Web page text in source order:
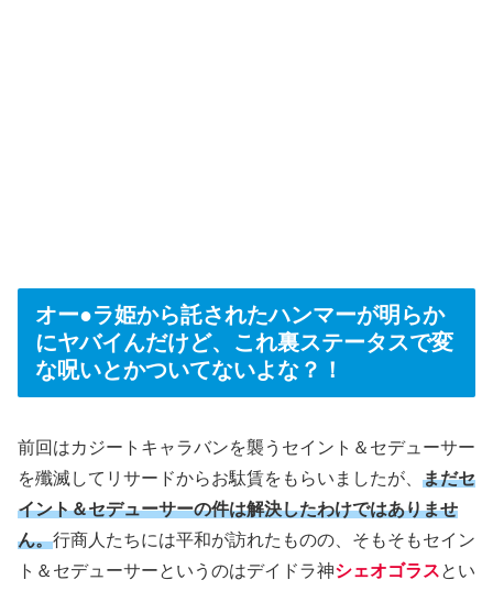
オー●ラ姫から託されたハンマーが明らか
にヤバイんだけど、これ裏ステータスで変
な呪いとかついてないよな？！
前回はカジートキャラバンを襲うセイント＆セデューサー
を殲滅してリサードからお駄賃をもらいましたが、 まだセ
イント＆セデューサーの件は解決したわけではありませ
ん。行商人たちには平和が訪れたものの、そもそもセイン
ト＆セデューサーというのはデイドラ神シェオゴラスとい